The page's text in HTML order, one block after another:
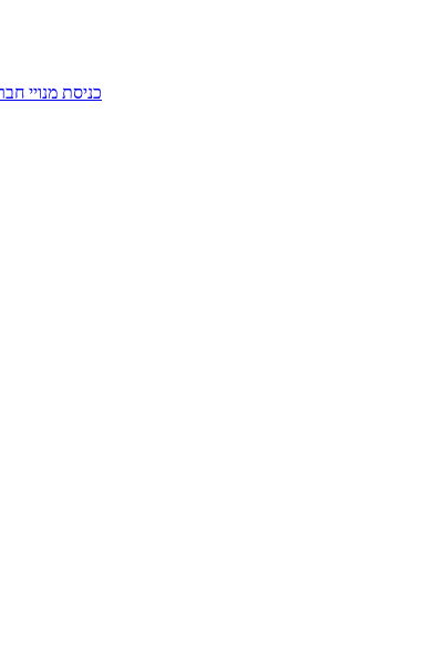
כניסת מנויי